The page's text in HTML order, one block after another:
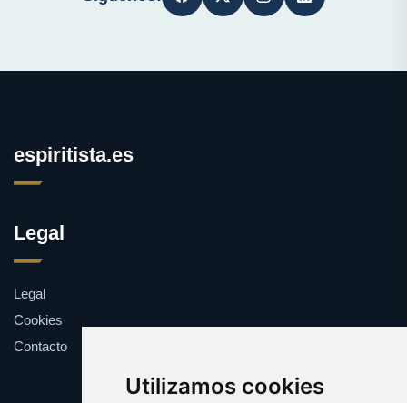
Utilizamos cookies
espiritista.es
Legal
Legal
Cookies
Contacto